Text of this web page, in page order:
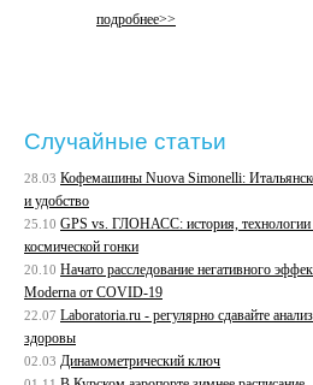
подробнее>>
Случайные статьи
28.03 Кофемашины Nuova Simonelli:
и удобство
25.10 GPS vs. ГЛОНАСС: история, технологии
космической гонки
20.10 Начато расследование негативного
Moderna от COVID-19
22.07 Laboratoria.ru - регулярно сдавайте
здоровы
02.03 Динамометрический ключ